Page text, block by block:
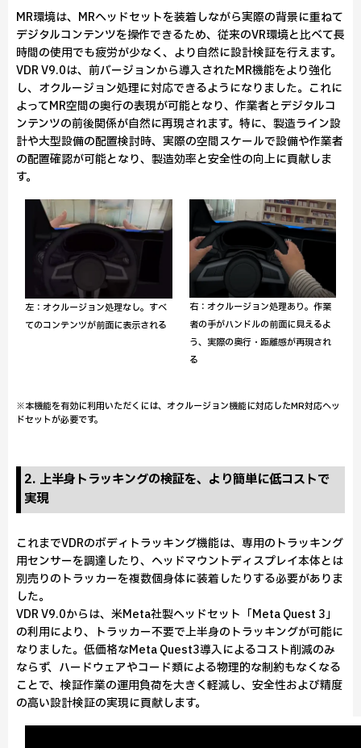
MR環境は、MRヘッドセットを装着しながら実際の背景に重ねて
デジタルコンテンツを操作できるため、従来のVR環境と比べて長
時間の使用でも疲労が少なく、より自然に設計検証を行えます。
VDR V9.0は、前バージョンから導入されたMR機能をより強化
し、オクルージョン処理に対応できるようになりました。これに
よってMR空間の奥行の表現が可能となり、作業者とデジタルコ
ンテンツの前後関係が自然に再現されます。特に、製造ライン設
計や大型設備の配置検討時、実際の空間スケールで設備や作業者
の配置確認が可能となり、製造効率と安全性の向上に貢献しま
す。
左：オクルージョン処理なし。すべ
てのコンテンツが前面に表示される
右：オクルージョン処理あり。作業
者の手がハンドルの前面に見えるよ
う、実際の奥行・距離感が再現され
る
※本機能を有効に利用いただくには、オクルージョン機能に対応したMR対応ヘッ
ドセットが必要です。
2. 上半身トラッキングの検証を、より簡単に低コストで
実現
これまでVDRのボディトラッキング機能は、専用のトラッキング
用センサーを調達したり、ヘッドマウントディスプレイ本体とは
別売りのトラッカーを複数個身体に装着したりする必要がありま
した。
VDR V9.0からは、米Meta社製ヘッドセット「Meta Quest 3」
の利用により、トラッカー不要で上半身のトラッキングが可能に
なりました。低価格なMeta Quest3導入によるコスト削減のみ
ならず、ハードウェアやコード類による物理的な制約もなくなる
ことで、検証作業の運用負荷を大きく軽減し、安全性および精度
の高い設計検証の実現に貢献します。